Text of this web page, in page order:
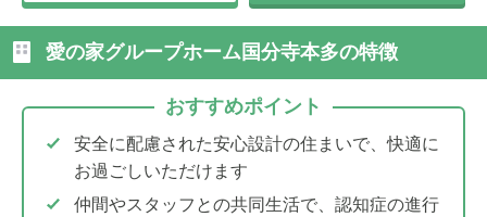
愛の家グループホーム国分寺本多の特徴
おすすめポイント
安全に配慮された安心設計の住まいで、快適に
お過ごしいただけます
仲間やスタッフとの共同生活で、認知症の進行